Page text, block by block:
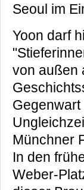
Seoul im
Yoon darf
von außen
Münchner
In den
Weber-